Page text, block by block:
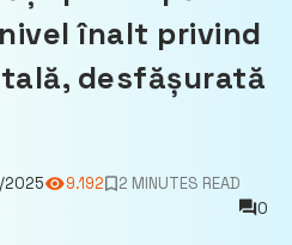
înalt privind
desfășurată
2025 9.192
2 MINUTES READ
0